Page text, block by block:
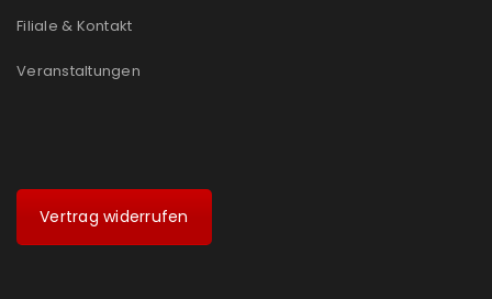
Filiale & Kontakt
Veranstaltungen
Vertrag widerrufen